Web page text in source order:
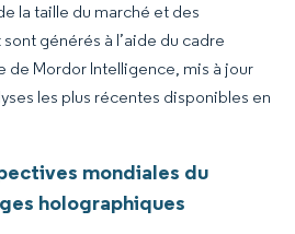
la taille du marché et des
générés à l’aide du cadre
de Mordor Intelligence, mis à jour
les plus récentes disponibles en
mondiales du
holographiques